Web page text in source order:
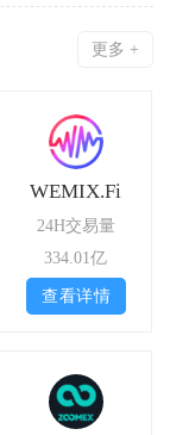
更多 +
WEMIX.Fi
24H交易量
334.01亿
查看详情